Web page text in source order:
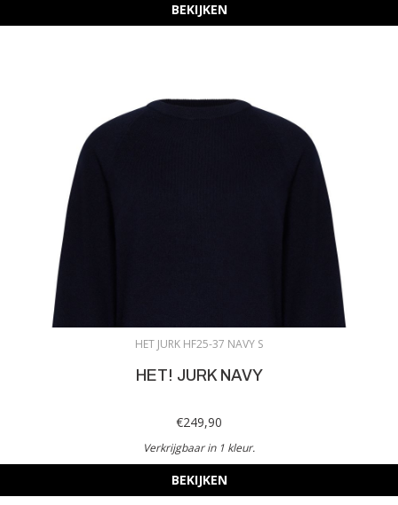
BEKIJKEN
HET JURK HF25-37 NAVY S
HET! JURK NAVY
€249,90
Verkrijgbaar in 1 kleur.
BEKIJKEN